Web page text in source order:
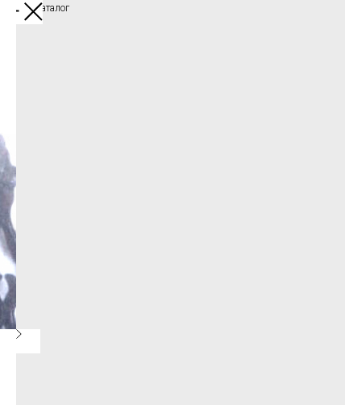
назад в каталог